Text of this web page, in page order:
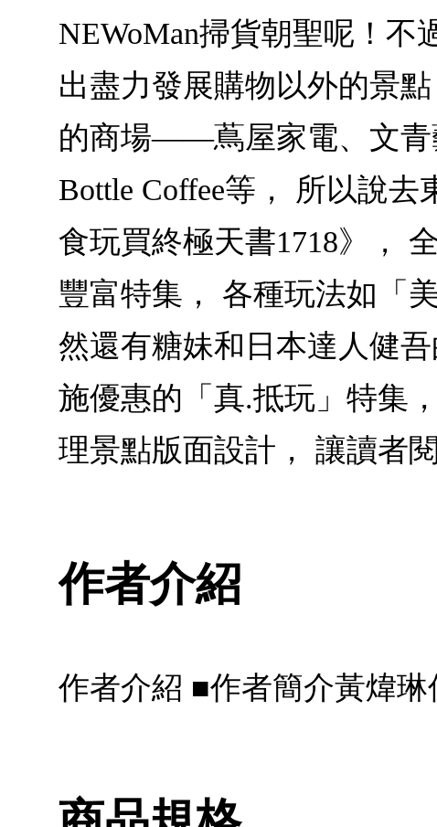
NEWoMan掃貨朝聖呢！
出盡力發展購物以外的景
的商場——蔦屋家電、文青
Bottle Coffee等， 所以說
食玩買終極天書17­18》，
豐富特集， 各種玩法如「
然還有糖妹和日本達人健
施優惠的「真.抵玩」特集
理景點版面設計， 讓讀者
作者介紹
作者介紹 ■作者簡介黃煒琳